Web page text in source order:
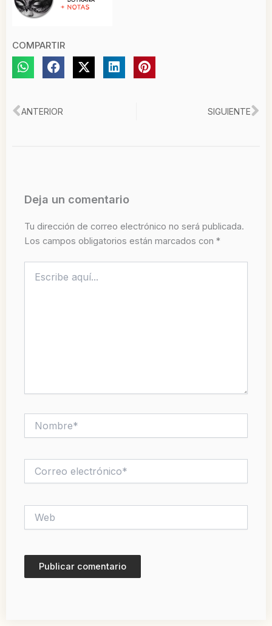
COMPARTIR
Ant
ANTERIOR SIGUIENTE
Deja un comentario
Tu dirección de correo electrónico no será publicada.
Los campos obligatorios están marcados con *
aquí...
electrónico*